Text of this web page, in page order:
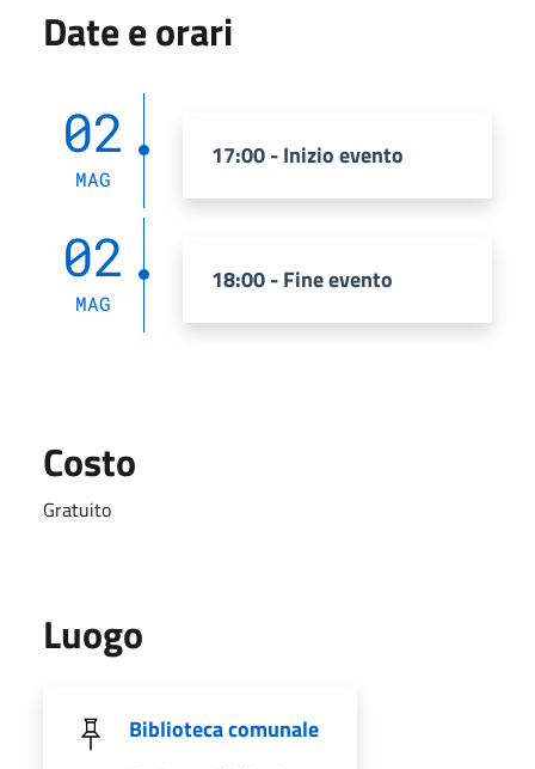
Date e orari
02
MAG
17:00 - Inizio evento
02
MAG
18:00 - Fine evento
Costo
Gratuito
Luogo
Biblioteca comunale